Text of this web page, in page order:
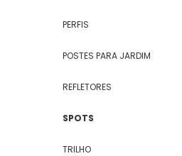
PERFIS
POSTES PARA JARDIM
REFLETORES
SPOTS
TRILHO